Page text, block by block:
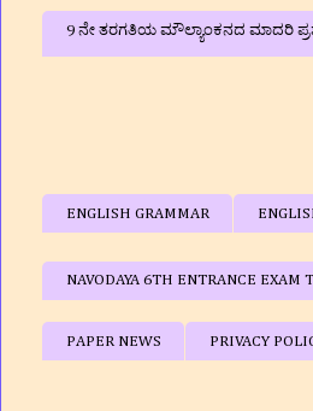
9 ನೇ ತರಗತಿಯ ಮೌಲ್ಯಾಂಕನದ ಮಾದರಿ
ENGLISH GRAMMAR
NAVODAYA 6TH ENTRANCE
PAPER NEWS PRIVACY